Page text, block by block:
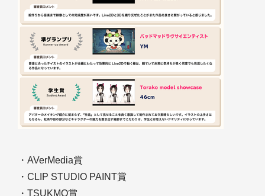
・AVerMedia賞
・CLIP STUDIO PAINT賞
・TSUKMO賞